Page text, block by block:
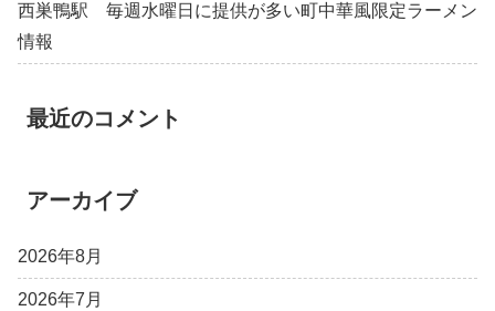
西巣鴨駅 毎週水曜日に提供が多い町中華風限定ラーメン
情報
最近のコメント
アーカイブ
2026年8月
2026年7月